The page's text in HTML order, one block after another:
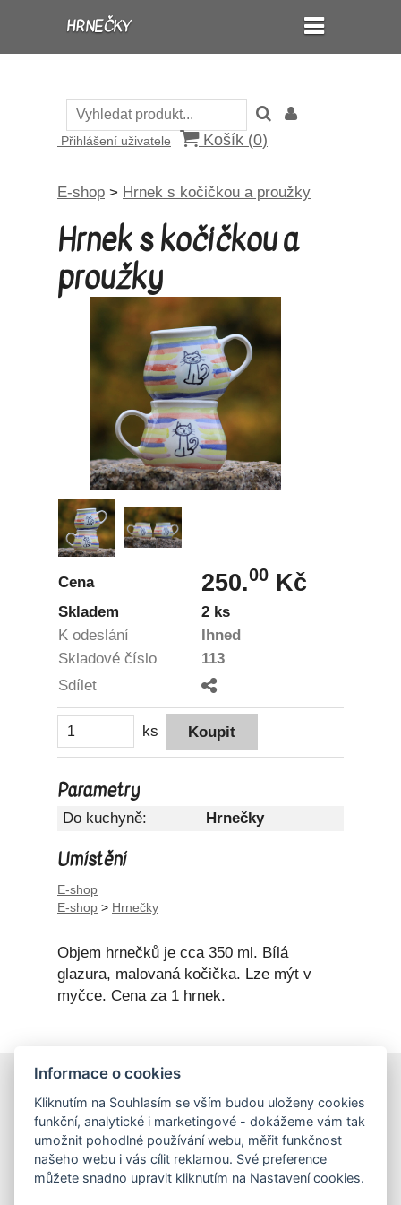
HRNEČKY
Přihlášení uživatele Košík (0)
E-shop > Hrnek s kočičkou a proužky
Hrnek s kočičkou a
proužky
Cena 250.00 Kč
Skladem
2 ks
K odeslání
Ihned
Skladové číslo
113
Sdílet
ks
Parametry
Do kuchyně: Hrnečky
Umístění
E-shop
E-shop > Hrnečky
Objem hrnečků je cca 350 ml. Bílá
glazura, malovaná kočička. Lze mýt v
myčce. Cena za 1 hrnek.
Obchodní podmínky
Podmínky ochrany osobních údajů
Hrnečky Ateliér Hrnečky
Informace o cookies
Kliknutím na Souhlasím se vším budou uloženy cookies
funkční, analytické i marketingové - dokážeme vám tak
umožnit pohodlné používání webu, měřit funkčnost
našeho webu i vás cílit reklamou. Své preference
můžete snadno upravit kliknutím na Nastavení cookies.